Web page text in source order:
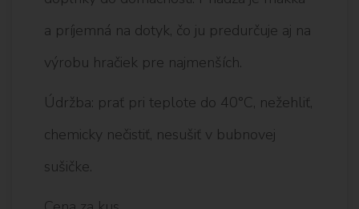
a príjemná na dotyk, čo ju predurčuje aj na
výrobu hračiek pre najmenších.
Údržba: prať pri teplote do 40°C, nežehliť,
chemicky nečistiť, nesušiť v bubnovej
sušičke.